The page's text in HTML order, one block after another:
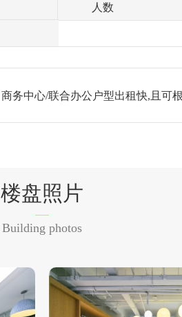
人数
商务中心/联合办公户型出租快,且可
楼盘照片
Building photos